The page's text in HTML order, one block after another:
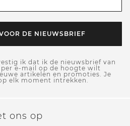
DE NIEUWSBRIEF
ik dat ik de nieuwsbrief van
e-mail op de hoogte wilt
artikelen en promoties. Je
elk moment intrekken.
ons op